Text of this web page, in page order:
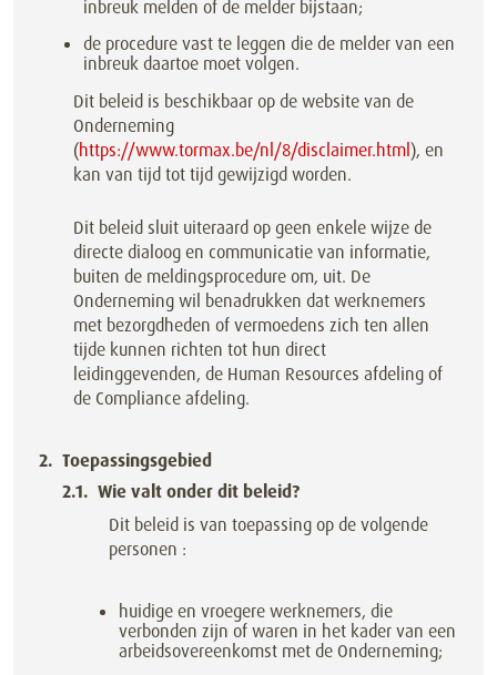
inbreuk melden of de melder bijstaan;
de procedure vast te leggen die de melder van een
inbreuk daartoe moet volgen.
Dit beleid is beschikbaar op de website van de
Onderneming
(https://www.tormax.be/nl/8/disclaimer.html), en
kan van tijd tot tijd gewijzigd worden.
Dit beleid sluit uiteraard op geen enkele wijze de
directe dialoog en communicatie van informatie,
buiten de meldingsprocedure om, uit. De
Onderneming wil benadrukken dat werknemers
met bezorgdheden of vermoedens zich ten allen
tijde kunnen richten tot hun direct
leidinggevenden, de Human Resources afdeling of
de Compliance afdeling.
Toepassingsgebied
Wie valt onder dit beleid?
Dit beleid is van toepassing op de volgende
personen :
huidige en vroegere werknemers, die
verbonden zijn of waren in het kader van een
arbeidsovereenkomst met de Onderneming;